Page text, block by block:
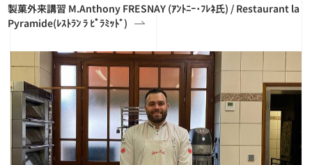
製菓外来講習 M.Anthony FRESNAY (ｱﾝﾄﾆｰ･ﾌﾚﾈ氏) / Restaurant la
Pyramide(ﾚｽﾄﾗﾝ ﾗ ﾋﾟﾗﾐｯﾄﾞ)